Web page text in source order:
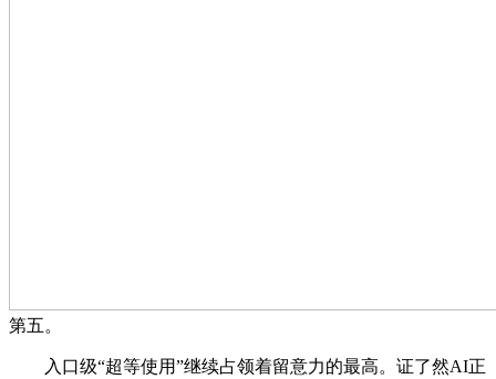
第五。
入口级“超等使用”继续占领着留意力的最高。证了然AI正